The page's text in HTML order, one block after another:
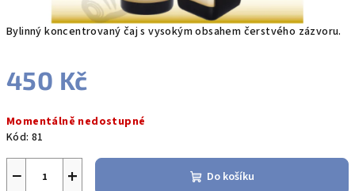
Bylinný koncentrovaný čaj s vysokým obsahem čerstvého zázvoru.
450 Kč
cena:
Momentálně nedostupné
Kód: 81
+
− Do košíku